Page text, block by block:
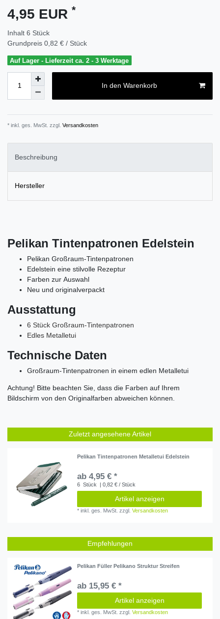
4,95 EUR *
Inhalt 6 Stück
Grundpreis 0,82 € / Stück
Auf Lager - Lieferzeit ca. 2 - 3 Werktage
In den Warenkorb
* inkl. ges. MwSt. zzgl. Versandkosten
Beschreibung
Hersteller
Pelikan Tintenpatronen Edelstein
Pelikan Großraum-Tintenpatronen
Edelstein eine stilvolle Rezeptur
Farben zur Auswahl
Neu und originalverpackt
Ausstattung
6 Stück Großraum-Tintenpatronen
Edles Metalletui
Technische Daten
Großraum-Tintenpatronen in einem edlen Metalletui
Achtung! Bitte beachten Sie, dass die Farben auf Ihrem
Bildschirm von den Originalfarben abweichen können.
Zuletzt angesehene Artikel
Pelikan Tintenpatronen Metalletui Edelstein
ab 4,95 € *
6 Stück | 0,82 € / Stück
Artikel anzeigen
*inkl. ges. MwSt. zzgl.Versandkosten
Empfehlungen
Pelikan Füller Pelikano Struktur Streifen
ab 15,95 € *
Artikel anzeigen
*inkl. ges. MwSt. zzgl.Versandkosten